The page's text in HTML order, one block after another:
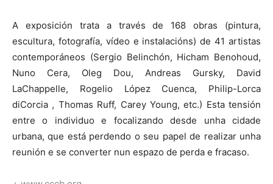
A exposición trata a través de 168 obras (pintura,
escultura, fotografía, vídeo e instalacións) de 41 artistas
contemporáneos (Sergio Belinchón, Hicham Benohoud,
Nuno Cera, Oleg Dou, Andreas Gursky, David
LaChappelle, Rogelio López Cuenca, Philip-Lorca
diCorcia , Thomas Ruff, Carey Young, etc.) Esta tensión
entre o individuo e focalizando desde unha cidade
urbana, que está perdendo o seu papel de realizar unha
reunión e se converter nun espazo de perda e fracaso.